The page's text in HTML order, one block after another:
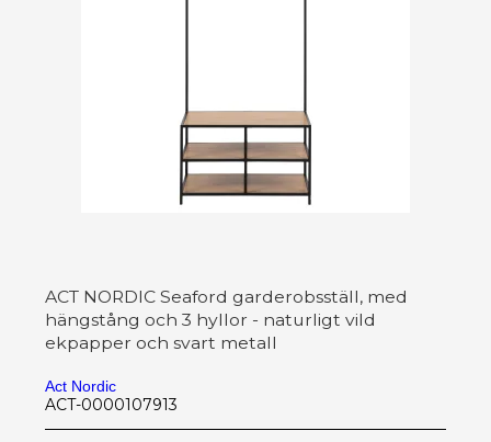
ACT NORDIC Seaford garderobsställ, med
hängstång och 3 hyllor - naturligt vild
ekpapper och svart metall
Act Nordic
ACT-0000107913